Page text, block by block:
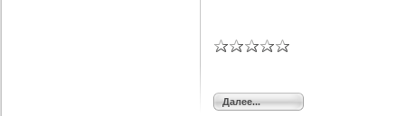
Далее...